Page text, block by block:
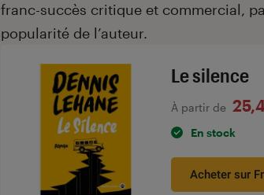
franc-succès critique et commercial,
popularité de l’auteur.
Le silence
À partir de
En stock
Acheter sur